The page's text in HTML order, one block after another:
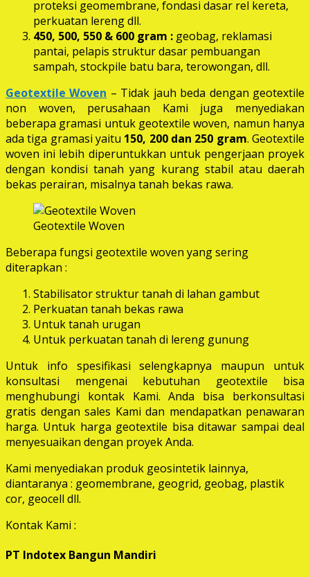
proteksi geomembrane, fondasi dasar rel kereta,
perkuatan lereng dll.
450, 500, 550 & 600 gram : geobag, reklamasi
pantai, pelapis struktur dasar pembuangan
sampah, stockpile batu bara, terowongan, dll.
Geotextile Woven – Tidak jauh beda dengan geotextile
non woven, perusahaan Kami juga menyediakan
beberapa gramasi untuk geotextile woven, namun hanya
ada tiga gramasi yaitu 150, 200 dan 250 gram. Geotextile
woven ini lebih diperuntukkan untuk pengerjaan proyek
dengan kondisi tanah yang kurang stabil atau daerah
bekas perairan, misalnya tanah bekas rawa.
Geotextile Woven
Beberapa fungsi geotextile woven yang sering
diterapkan :
Stabilisator struktur tanah di lahan gambut
Perkuatan tanah bekas rawa
Untuk tanah urugan
Untuk perkuatan tanah di lereng gunung
Untuk info spesifikasi selengkapnya maupun untuk
konsultasi mengenai kebutuhan geotextile bisa
menghubungi kontak Kami. Anda bisa berkonsultasi
gratis dengan sales Kami dan mendapatkan penawaran
harga. Untuk harga geotextile bisa ditawar sampai deal
menyesuaikan dengan proyek Anda.
Kami menyediakan produk geosintetik lainnya,
diantaranya : geomembrane, geogrid, geobag, plastik
cor, geocell dll.
Kontak Kami :
PT Indotex Bangun Mandiri